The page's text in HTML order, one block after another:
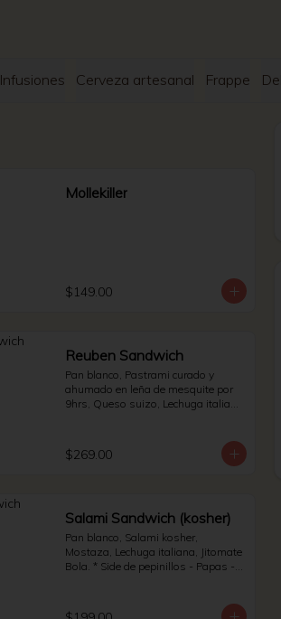
Infusiones Cerveza artesanal Frappe
Mollekiller
$149.00
Reuben Sandwich
Pan blanco, Pastrami curado y
ahumado en leña de mesquite por
9hrs, Queso suizo, Lechuga italiana
$269.00
Salami Sandwich (kosher)
Pan blanco, Salami kosher,
Mostaza, Lechuga italiana, Jitomate
Bola. * Side de pepinillos - Papas -